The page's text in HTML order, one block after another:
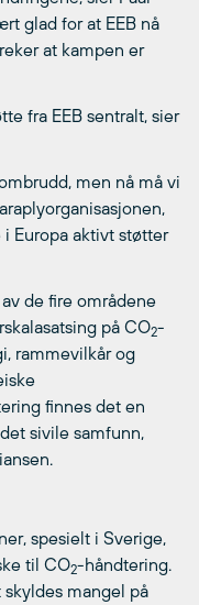
glad for at EEB nå
at kampen er
fra EEB sentralt, sier
men nå må vi
Europa aktivt støtter
de fire områdene
på CO2-
rammevilkår og
finnes det en
sivile samfunn,
spesielt i Sverige,
til CO2-håndtering.
mangel på